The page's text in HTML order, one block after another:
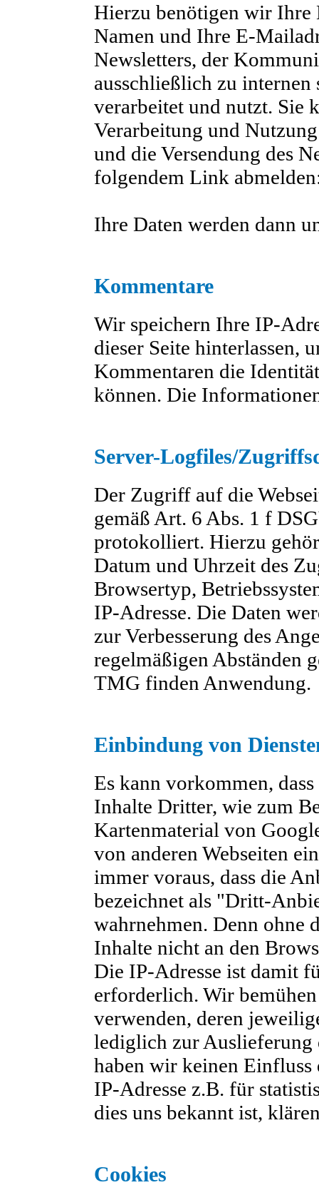
Hierzu benötigen wir Ihre
Namen und Ihre E-
Newsletters, der
ausschließlich zu internen
verarbeitet und nutzt. Sie
Verarbeitung und
und die Versendung des
folgendem Link
Ihre Daten werden dann
Kommentare
Wir speichern Ihre IP-
dieser Seite hinterlassen,
Kommentaren die
können. Die
Server-Logfiles/
Der Zugriff auf die
gemäß Art. 6 Abs. 1 f
protokolliert. Hierzu
Datum und Uhrzeit des
Browsertyp,
IP-Adresse. Die Daten
zur Verbesserung des
regelmäßigen Abständen
TMG finden Anwendung.
Einbindung von
Es kann vorkommen,
Inhalte Dritter, wie zum
Kartenmaterial von
von anderen Webseiten
immer voraus, dass die
bezeichnet als "Dritt-
wahrnehmen. Denn ohne
Inhalte nicht an den
Die IP-Adresse ist damit
erforderlich. Wir
verwenden, deren
lediglich zur Auslieferung
haben wir keinen
IP-Adresse z.B. für
dies uns bekannt ist,
Cookies